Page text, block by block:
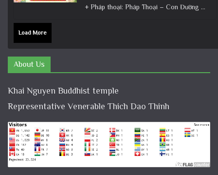
+ Pháp thoại: Pháp Thoại – Con Đường Bồ Tát Đạo │TT. Thích Đạo Thịnh + Album: Pháp Thoại +
Load More
About Us
Khai Nguyen Buddhist temple
Representative Venerable Thich Dao Thinh